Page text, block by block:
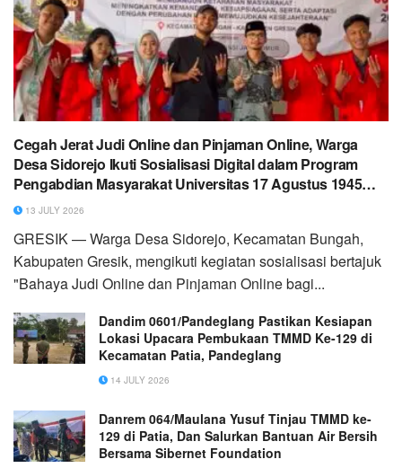
Cegah Jerat Judi Online dan Pinjaman Online, Warga
Desa Sidorejo Ikuti Sosialisasi Digital dalam Program
Pengabdian Masyarakat Universitas 17 Agustus 1945
Surabaya
13 JULY 2026
GRESIK — Warga Desa Sidorejo, Kecamatan Bungah,
Kabupaten Gresik, mengikuti kegiatan sosialisasi bertajuk
"Bahaya Judi Online dan Pinjaman Online bagi...
Dandim 0601/Pandeglang Pastikan Kesiapan
Lokasi Upacara Pembukaan TMMD Ke-129 di
Kecamatan Patia, Pandeglang
14 JULY 2026
Danrem 064/Maulana Yusuf Tinjau TMMD ke-
129 di Patia, Dan Salurkan Bantuan Air Bersih
Bersama Sibernet Foundation